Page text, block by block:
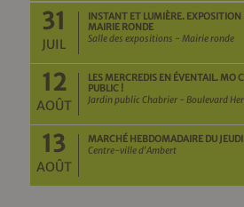
31
JUIL
INSTANT ET LUMIÈRE. EXPOSITION
MAIRIE RONDE
Salle des expositions - Mairie ronde
12
AOÛT
LES MERCREDIS EN ÉVENTAIL. MO
PUBLIC !
Jardin public Chabrier - Boulevard
13
AOÛT
MARCHÉ HEBDOMADAIRE DU JEUDI
Centre-ville d'Ambert